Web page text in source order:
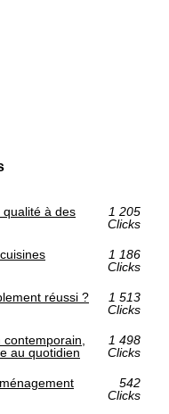
qualité à des
1 205
Clicks
1 186
Clicks
réussi ?
1 513
Clicks
contemporain,
au quotidien
1 498
Clicks
542
Clicks